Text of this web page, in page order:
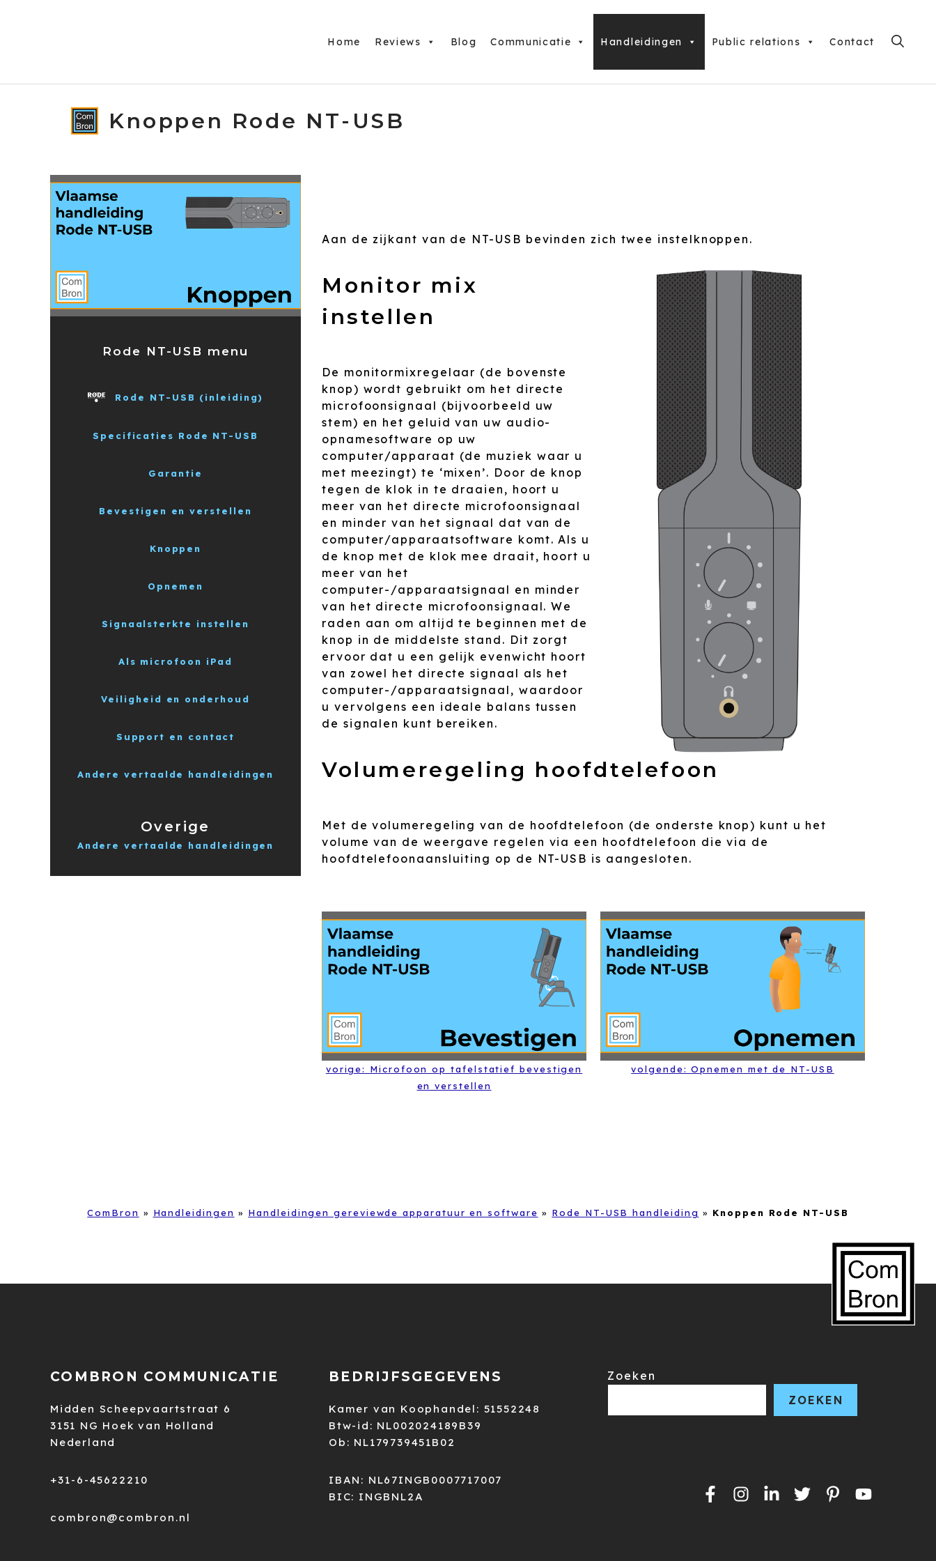
Home Blog Communicatie Handleidingen Public relations
Reviews Contact
Knoppen Rode NT-USB
Aan de zijkant van de NT-USB bevinden zich twee instelknoppen.
Monitor mix
instellen
De monitormixregelaar (de bovenste
knop) wordt gebruikt om het directe
microfoonsignaal (bijvoorbeeld uw
stem) en het geluid van uw audio-
opnamesoftware op uw
computer/apparaat (de muziek waar u
met meezingt) te ‘mixen’. Door de knop
tegen de klok in te draaien, hoort u
meer van het directe microfoonsignaal
en minder van het signaal dat van de
computer/apparaatsoftware komt. Als u
de knop met de klok mee draait, hoort u
meer van het
computer-/apparaatsignaal en minder
van het directe microfoonsignaal. We
raden aan om altijd te beginnen met de
knop in de middelste stand. Dit zorgt
ervoor dat u een gelijk evenwicht hoort
van zowel het directe signaal als het
computer-/apparaatsignaal, waardoor
u vervolgens een ideale balans tussen
de signalen kunt bereiken.
Volumeregeling hoofdtelefoon
Met de volumeregeling van de hoofdtelefoon (de onderste knop) kunt u het
volume van de weergave regelen via een hoofdtelefoon die via de
hoofdtelefoonaansluiting op de NT-USB is aangesloten.
vorige: Microfoon op tafelstatief bevestigen
en verstellen
volgende: Opnemen met de NT-USB
Rode NT-USB menu
Rode NT-USB (inleiding)
Specificaties Rode NT-USB
Garantie
Bevestigen en verstellen
Knoppen
Opnemen
Signaalsterkte instellen
Als microfoon iPad
Veiligheid en onderhoud
Support en contact
Andere vertaalde handleidingen
Overige
Andere vertaalde handleidingen
ComBron » Handleidingen » Handleidingen gereviewde apparatuur en software » Rode NT-USB handleiding » Knoppen Rode NT-USB
COMBRON COMMUNICATIE
Midden Scheepvaartstraat 6
3151 NG Hoek van Holland
Nederland
+31-6-45622210
combron@combron.nl
BEDRIJFSGEGEVENS
Kamer van Koophandel: 51552248
Btw-id: NL002024189B39
Ob: NL179739451B02
IBAN: NL67INGB0007717007
BIC: INGBNL2A
Zoeken
ZOEKEN